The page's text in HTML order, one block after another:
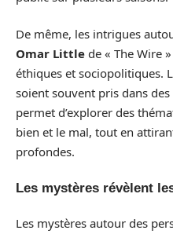
De même, les intrigues
Omar Little de « The Wire
éthiques et sociopolitiques.
soient souvent pris dans
permet d’explorer des
bien et le mal, tout en
profondes.
Les mystères révèlent
Les mystères autour des